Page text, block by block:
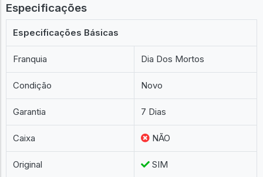
Especificações
Especificações Básicas
Franquia Dia Dos Mortos
Condição Novo
Garantia 7 Dias
Caixa NÃO
Original SIM